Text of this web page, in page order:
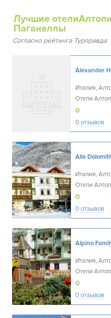
Лучшие
Паганеллы
Согласно рейтинга Турправда
Alexander
Италия,
Отели
0
0 отзывов
Alle
Италия,
Отели
0
0 отзывов
Alpino
Италия,
Отели
0
0 отзывов